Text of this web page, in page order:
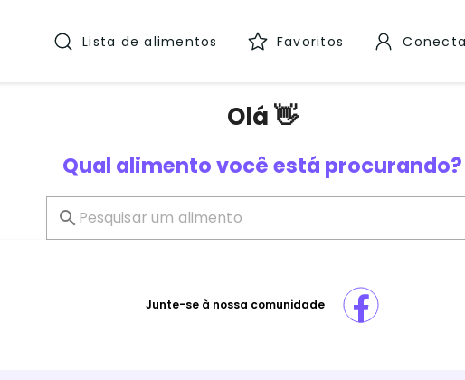
Lista de alimentos Favoritos
Olá 👋
Qual alimento você está procurando?
Junte-se à nossa comunidade